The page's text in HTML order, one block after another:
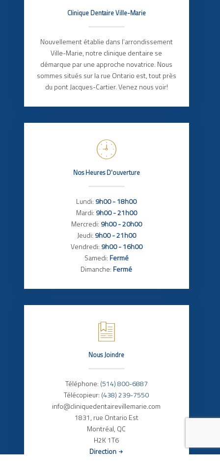
Clinique Dentaire Ville-Marie
Nouvellement établie dans l’arrondissement
Ville-Marie, notre clinique dentaire se
démarque par une approche novatrice. Nous
sommes situés sur la rue Ontario est, tout près
du pont Jacques-Cartier. Venez nous voir!
Nos Heures D'ouverture
Lundi: 9h00 - 18h00
Mardi: 9h00 - 21h00
Mercredi: 9h00 - 20h00
Jeudi: 9h00 - 21h00
Vendredi: 9h00 - 16h00
Samedi: Fermé
Dimanche: Fermé
Nous Joindre
Téléphone: (514) 800-6887
Télécopieur: (438) 239-7550
info@cliniquedentairevillemarie.com
1831, rue Ontario Est
Montréal, QC
H2K 1T6
Direction